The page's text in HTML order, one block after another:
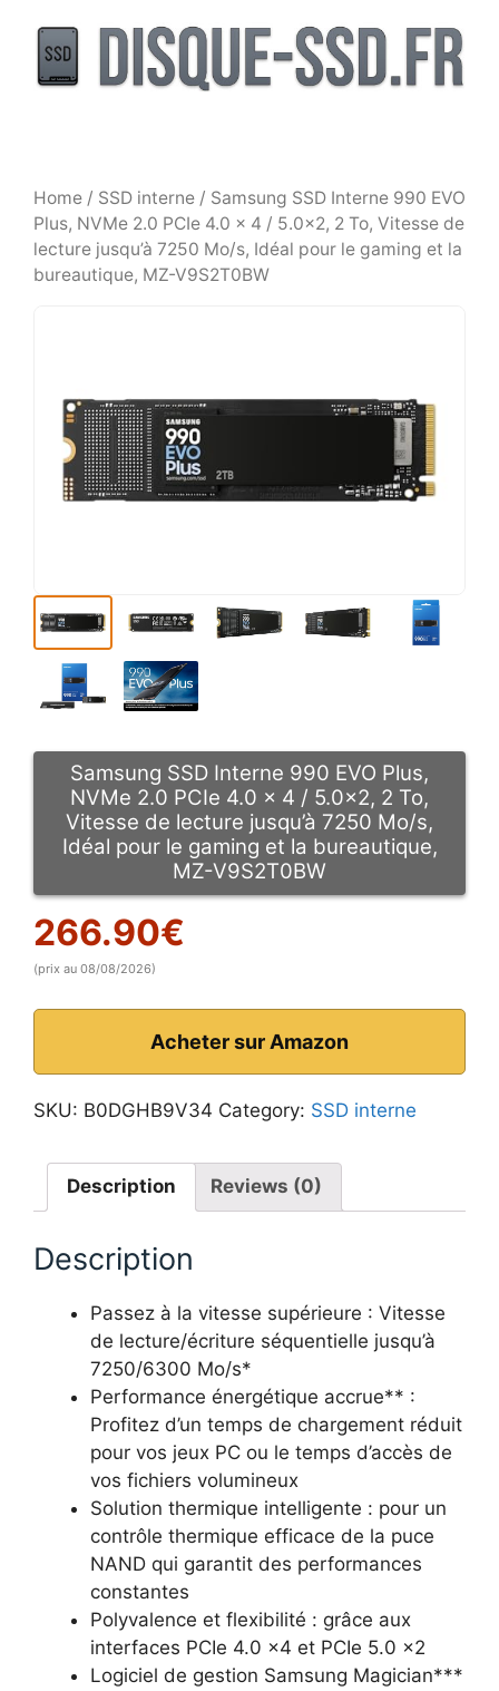
contenu
Home / SSD interne / Samsung SSD Interne 990 EVO
Plus, NVMe 2.0 PCIe 4.0 x 4 / 5.0×2, 2 To, Vitesse de
lecture jusqu’à 7250 Mo/s, Idéal pour le gaming et la
bureautique, MZ-V9S2T0BW
Samsung SSD Interne 990 EVO Plus,
NVMe 2.0 PCIe 4.0 x 4 / 5.0×2, 2 To,
Vitesse de lecture jusqu’à 7250 Mo/s,
Idéal pour le gaming et la bureautique,
MZ-V9S2T0BW
266.90€
(prix au 08/08/2026)
Acheter sur Amazon
SKU: B0DGHB9V34 Category: SSD interne
Description Reviews (0)
Description
Passez à la vitesse supérieure : Vitesse
de lecture/écriture séquentielle jusqu’à
7250/6300 Mo/s*
Performance énergétique accrue** :
Profitez d’un temps de chargement réduit
pour vos jeux PC ou le temps d’accès de
vos fichiers volumineux
Solution thermique intelligente : pour un
contrôle thermique efficace de la puce
NAND qui garantit des performances
constantes
Polyvalence et flexibilité : grâce aux
interfaces PCIe 4.0 x4 et PCIe 5.0 x2
Logiciel de gestion Samsung Magician***